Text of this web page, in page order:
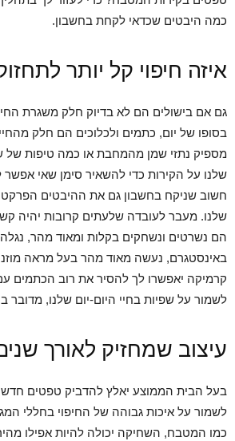
כמה היבטים שכדאי לקחת בחשבון.
איזה חיפוי קל יותר
גם אם בישולים הם לא בדיוק חלק משגרת
בסופו של יום, כתמים ולכלוכים הם חלק
מספיק נתזי שמן מהמחבת או כמה טיפות של
שלנו על הקירות כדי להשאיר סימן שאי
חשוב שניקח בחשבון גם את ההיבטים
שלנו. מעבר לעובדה שלעתים קרובות יהיה
הם נשרטים ונשחקים בקלות ומאוד מהר,
באינסטגרם, נעשה מאוד מהר בעל מראה מוזנח
קרמיקה יאפשרו לך להסיר את רוב הכתמים
לשמור על שפיות בחיי היום-יום שלנו, מדובר
עיצוב שמחזיק לאורך
לשמור על איכות גבוהה של החיפוי בחללי
כמו המטבח, השחיקה יכולה להיות אפילו